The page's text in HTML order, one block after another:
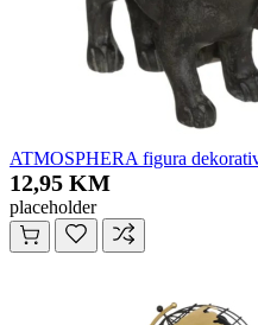
ATMOSPHERA figura
12,95 KM
placeholder